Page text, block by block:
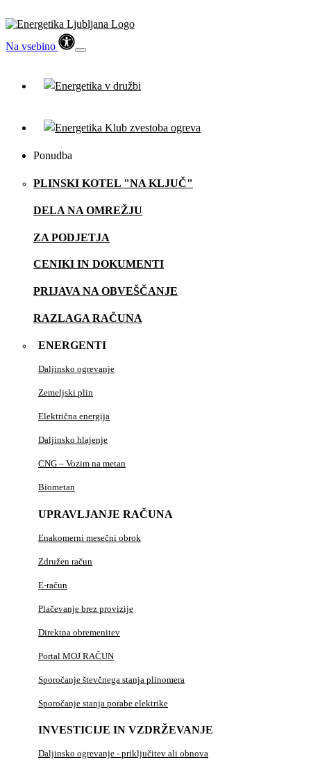
Na vsebino
Ponudba
PLINSKI KOTEL "NA KLJUČ"
DELA NA OMREŽJU
ZA PODJETJA
CENIKI IN DOKUMENTI
PRIJAVA NA OBVEŠČANJE
RAZLAGA RAČUNA
ENERGENTI
Daljinsko ogrevanje
Zemeljski plin
Električna energija
Daljinsko hlajenje
CNG – Vozim na metan
Biometan
UPRAVLJANJE RAČUNA
Enakomerni mesečni obrok
Združen račun
E-račun
Plačevanje brez provizije
Direktna obremenitev
Portal MOJ RAČUN
Sporočanje števčnega stanja plinomera
Sporočanje stanja porabe elektrike
INVESTICIJE IN VZDRŽEVANJE
Daljinsko ogrevanje - priključitev ali obnova